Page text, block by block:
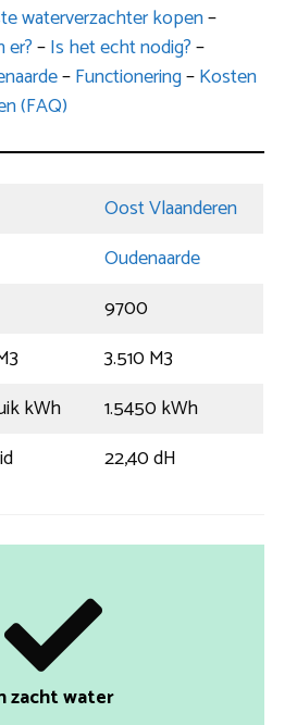
waterverzachter kopen–
er?–Is het echt nodig?–
–Functionering–Kosten
(FAQ)
Oost Vlaanderen
Oudenaarde
9700
3.510 M3
kWh
1.5450 kWh
22,40 dH
zacht water